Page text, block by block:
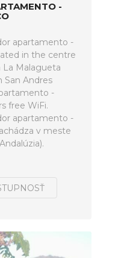
-
apartamento -
in the centre
Malagueta
San Andres
-
free WiFi.
apartamento -
v meste